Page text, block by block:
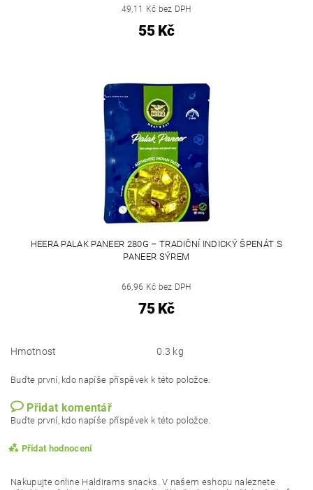
49,11 Kč bez DPH
55 Kč
HEERA PALAK PANEER 280G – TRADIČNÍ INDICKÝ ŠPENÁT S
PANEER SÝREM
66,96 Kč bez DPH
75 Kč
Hmotnost 0.3 kg
Buďte první, kdo napíše příspěvek k této položce.
Přidat komentář
Buďte první, kdo napíše příspěvek k této položce.
Přidat hodnocení
Nakupujte online Haldirams snacks. V našem eshopu naleznete